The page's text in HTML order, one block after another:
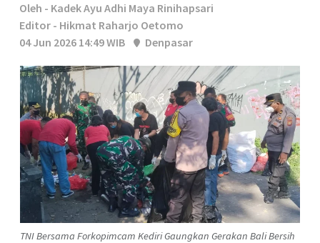
Oleh - Kadek Ayu Adhi Maya Rinihapsari
Editor - Hikmat Raharjo Oetomo
04 Jun 2026 14:49 WIB
Denpasar
TNI Bersama Forkopimcam Kediri Gaungkan Gerakan Bali Bersih